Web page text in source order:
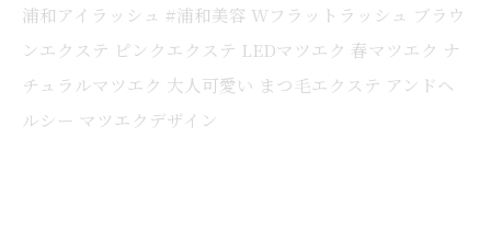
浦和アイラッシュ #浦和美容 Wフラットラッシュ ブラウ
ンエクステ ピンクエクステ LEDマツエク 春マツエク ナ
チュラルマツエク 大人可愛い まつ毛エクステ アンドヘ
ルシー マツエクデザイン